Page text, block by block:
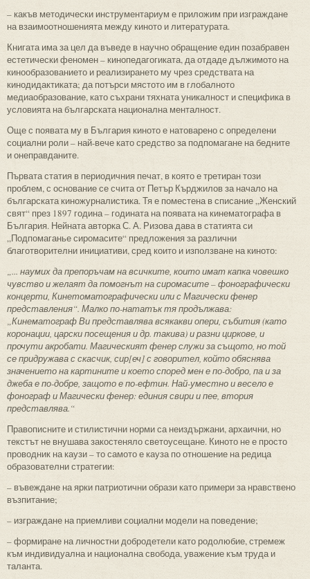
– какъв методически инструментариум е приложим при изграждане
на взаимоотношенията между киното и литературата.
Книгата има за цел да въведе в научно обращение един позабравен
естетически феномен – кинопедагогиката, да отдаде дължимото на
кинообразованието и реализирането му чрез средствата на
кинодидактиката; да потърси мястото им в глобалното
медиаобразование, като съхрани тяхната уникалност и специфика в
условията на българската национална менталност.
Още с появата му в България киното е натоварено с определени
социални роли – най-вече като средство за подпомагане на бедните
и онеправданите.
Първата статия в периодичния печат, в която е третиран този
проблем, с основание се счита от Петър Кърджилов за начало на
българската киножурналистика. Тя е поместена в списание „Женский
свят“ през 1897 година – годината на появата на кинематографа в
България. Нейната авторка С. А. Ризова дава в статията си
„Подпомаганье сиромасите“ предложения за различни
благотворителни инициативи, сред които и използване на киното:
„... наумих да препоръчам на всичките, които имат капка човешко
чувство и желаят да помогнът на сиромасите – фонографически
концерти, Кинетоматографически или с Магически фенер
представления“. Малко по-нататък тя продължава:
„Кинематограф Ви представлява всякакви опери, събития (като
коронации, царски посещения и др. такива) и разни циркове, и
прочути акробати. Магическият фенер служи за същото, но той
се придружава с скасчик, сир[еч] с говорител, който обяснява
значението на картините и което според мен е по-добро, па и за
джеба е по-добре, защото е по-ефтин. Най-уместно и весело е
фонограф и Магически фенер: единия свири и пее, втория
представлява.“
Правописните и стилистични норми са неиздържани, архаични, но
текстът не внушава закостеняло светоусещане. Киното не е просто
проводник на каузи – то самото е кауза по отношение на редица
образователни стратегии:
– въвеждане на ярки патриотични образи като примери за нравствено
възпитание;
– изграждане на приемливи социални модели на поведение;
– формиране на личностни добродетели като родолюбие, стремеж
към индивидуална и национална свобода, уважение към труда и
таланта.